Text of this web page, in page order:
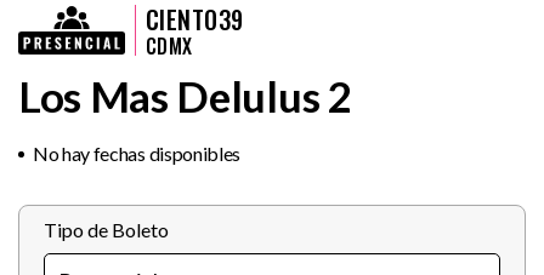
CIENTO39
CDMX
Los Mas Delulus 2
No hay fechas disponibles
Tipo de Boleto